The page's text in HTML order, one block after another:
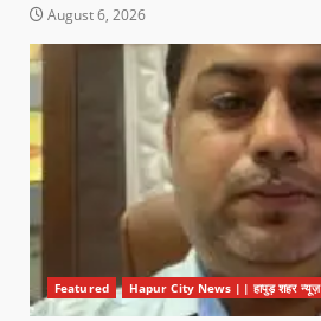
August 6, 2026
Featured Hapur City News || हापुड़ शहर न्यूज़